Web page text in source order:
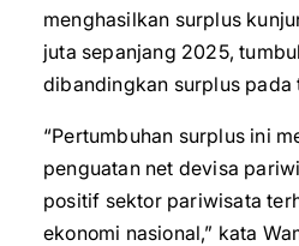
menghasilkan surplus
juta sepanjang 2025,
dibandingkan surplus pada
“Pertumbuhan surplus ini
penguatan net devisa
positif sektor pariwisata
ekonomi nasional,” kata